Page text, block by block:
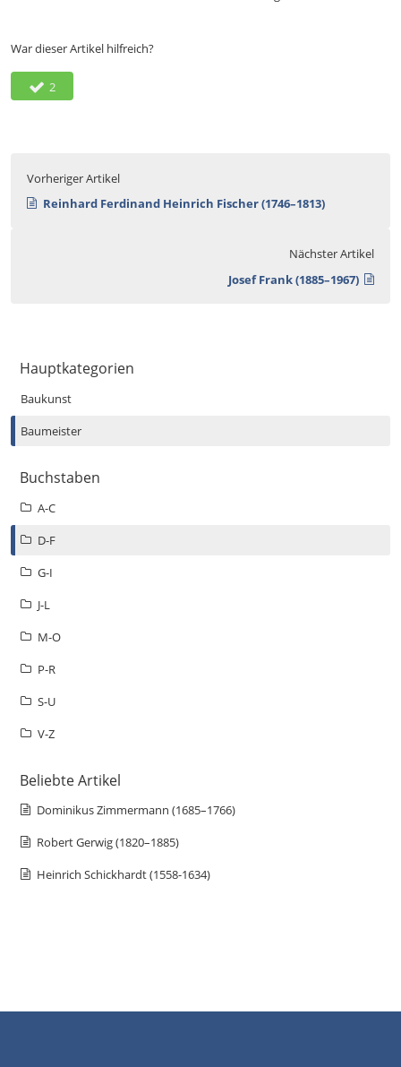
War dieser Artikel hilfreich?
2
Vorheriger Artikel
Reinhard Ferdinand Heinrich Fischer (1746–1813)
Nächster Artikel
Josef Frank (1885–1967)
Hauptkategorien
Baukunst
Baumeister
Buchstaben
A-C
D-F
G-I
J-L
M-O
P-R
S-U
V-Z
Beliebte Artikel
Dominikus Zimmermann (1685–1766)
Robert Gerwig (1820–1885)
Heinrich Schickhardt (1558-1634)